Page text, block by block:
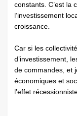
constants. C’est la
l’investissement
croissance.
Car si les
d’investissement,
de commandes, et
économiques et
l’effet